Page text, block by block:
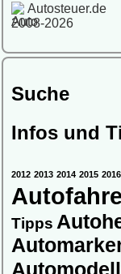
Autosteuer.de
2008-2026
Suche
Infos und
2012 2013 2014 2015 2016
Tipps